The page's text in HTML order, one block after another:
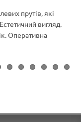
прутів, які
вигляд.
Оперативна